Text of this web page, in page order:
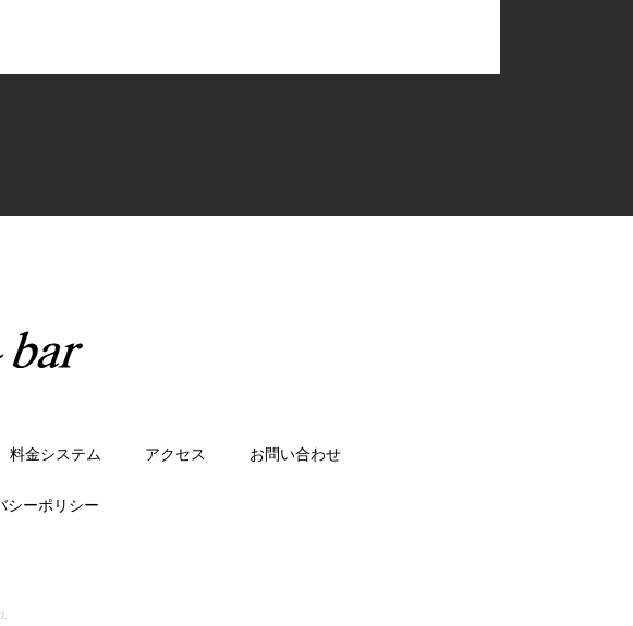
料金システム アクセス お問い合わせ
シーポリシー